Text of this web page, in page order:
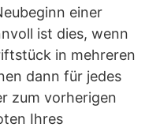
einer
ist dies, wenn
in mehreren
dann für jedes
zum vorherigen
Ihres